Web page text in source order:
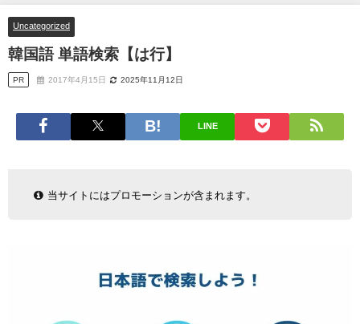
Uncategorized
韓国語 単語検索【は行】
PR 2017年4月15日 2025年11月12日
LINE
当サイトにはプロモーションが含まれます。